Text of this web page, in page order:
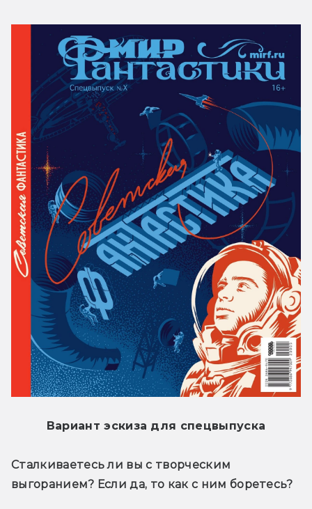
Вариант эскиза для спецвыпуска
Сталкиваетесь ли вы с творческим
выгоранием? Если да, то как с ним боретесь?